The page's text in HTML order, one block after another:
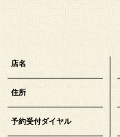
店名
住所
予約受付ダイヤル